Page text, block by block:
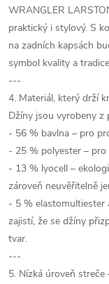
WRANGLER
praktický i stylový. S
na zadních kapsách
symbol kvality a
---
4. Materiál, který drží
Džíny jsou vyrobeny z
- 56 % bavlna – pro
- 25 % polyester –
- 13 % lyocell –
zároveň neuvěřitelně
- 5 % elastomultiester
zajistí, že se džíny
tvar.
---
5. Nízká úroveň streče